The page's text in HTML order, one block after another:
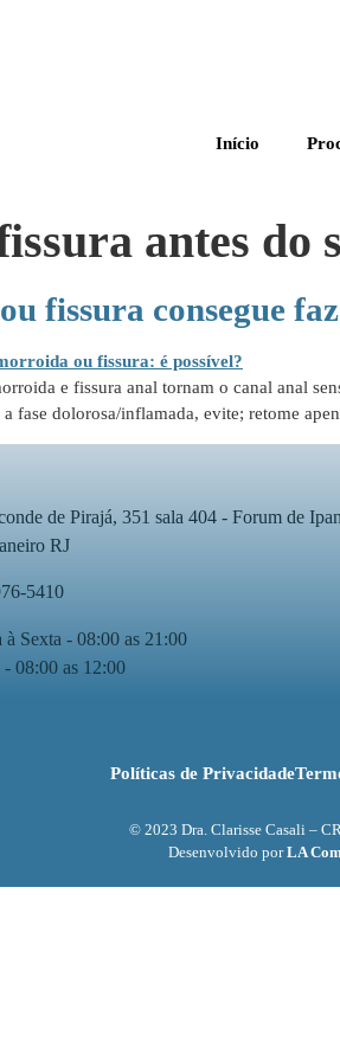
Início
antes do
fissura consegue
e fissura anal tornam o canal anal
fase dolorosa/inflamada, evite; retome
de Pirajá, 351 sala 404 - Forum de
RJ
5410
à Sexta - 08:00 as 21:00
- 08:00 as 12:00
Políticas de Privacidade
© 2023 Dra. Clarisse Casali –
Desenvolvido porLA